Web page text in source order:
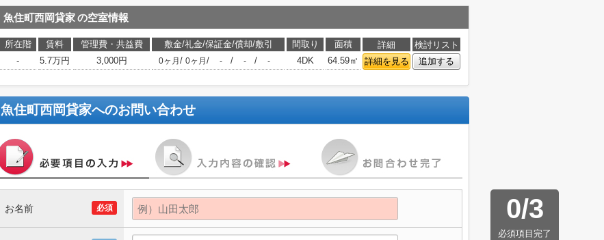
魚住町西岡貸家の空室情報
所在階 賃料 管理費・共益費 敷金/礼金/保証金/償却/敷引 間取り 面積 詳細
検討リスト
-
5.7万円 3,000円 0ヶ月 / 0ヶ月 / - / - / - 4DK 64.59㎡ 詳細を見る 追加する
魚住町西岡貸家へのお問い合わせ
0/3
必須項目完了
必須
お名前